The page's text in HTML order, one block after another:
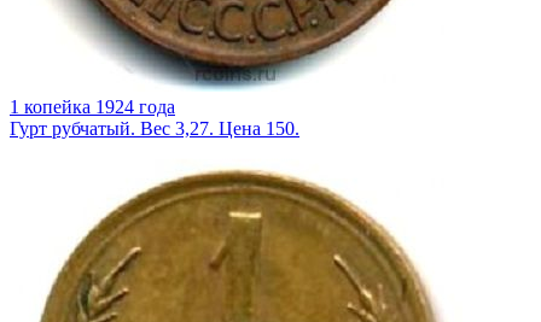
1 копейка 1924 года
Гурт рубчатый. Вес 3,27. Цена 150.